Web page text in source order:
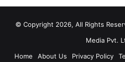
© Copyright 2026, All Rights
Media Pvt.
Home
About Us Privacy Policy